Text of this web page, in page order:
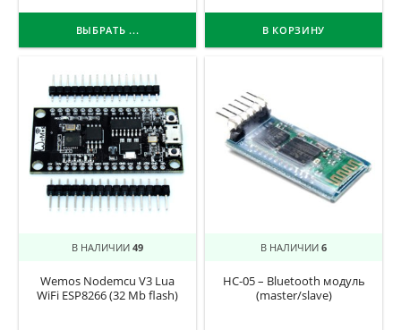
ВЫБРАТЬ ... В КОРЗИНУ
В НАЛИЧИИ 49
Wemos Nodemcu V3 Lua
WiFi ESP8266 (32 Mb flash)
В НАЛИЧИИ 6
HC-05 – Bluetooth модуль
(master/slave)